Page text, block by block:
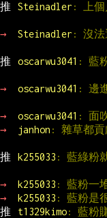
推
Steinadler : 上個
→ Steinadler : 沒法
推 oscarwu3041 : 藍
→ oscarwu3041 : 邊
→ oscarwu3041 : 面
→
janhon : 雜草都貢
推 k255033 : 藍綠粉
→ k255033 : 藍粉一
→
k255033 : 藍粉是
推
t1329kimo: 藍粉